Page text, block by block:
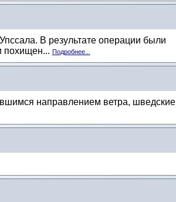
В результате операции были
похищен... Подробнее...
направлением ветра, шведские